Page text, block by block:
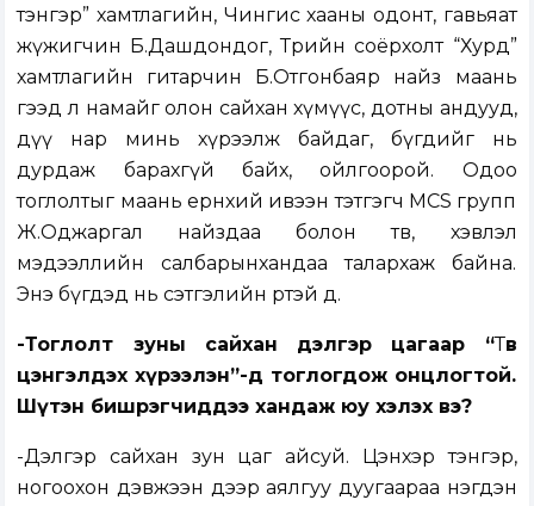
тэнгэр” хамтлагийн, Чингис хааны одонт, гавьяат
жүжигчин Б.Дашдондог, Төрийн соёрхолт “Хурд”
хамтлагийн гитарчин Б.Отгонбаяр найз маань
гээд л намайг олон сайхан хүмүүс, дотны андууд,
дүү нар минь хүрээлж байдаг, бүгдийг нь
дурдаж барахгүй байх, ойлгоорой. Одоо
тоглолтыг маань ерөнхий ивээн тэтгэгч MCS групп
Ж.Оджаргал найздаа болон тв, хэвлэл
мэдээллийн салбарынхандаа талархаж байна.
Энэ бүгдэд нь сэтгэлийн өртэй дөө.
-Тоглолт зуны сайхан дэлгэр цагаар “Төв
цэнгэлдэх хүрээлэн”-д тоглогдож онцлогтой.
Шүтэн бишрэгчиддээ хандаж юу хэлэх вэ?
-Дэлгэр сайхан зун цаг айсуй. Цэнхэр тэнгэр,
ногоохон дэвжээн дээр аялгуу дуугаараа нэгдэн